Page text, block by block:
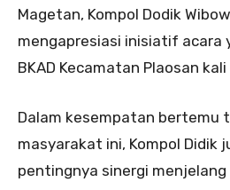
Magetan, Kompol Dodik
mengapresiasi inisiatif acara
BKAD Kecamatan Plaosan kali
Dalam kesempatan bertemu
masyarakat ini, Kompol Didik
pentingnya sinergi